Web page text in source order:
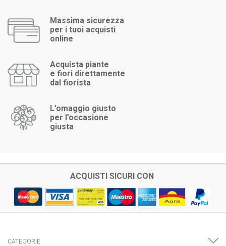
Massima sicurezza
per i tuoi acquisti
online
Acquista piante
e fiori direttamente
dal fiorista
L’omaggio giusto
per l’occasione
giusta
ACQUISTI SICURI CON
CATEGORIE